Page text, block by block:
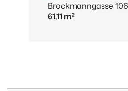
Brockmanngasse 106
61,11 m²